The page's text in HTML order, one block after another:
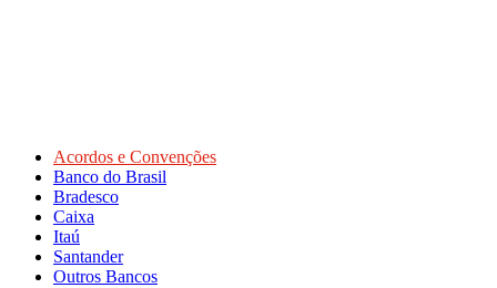
Acordos e Convenções
Banco do Brasil
Bradesco
Caixa
Itaú
Santander
Outros Bancos